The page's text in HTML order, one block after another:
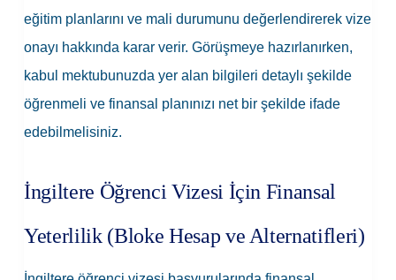
eğitim planlarını ve mali durumunu değerlendirerek vize
onayı hakkında karar verir. Görüşmeye hazırlanırken,
kabul mektubunuzda yer alan bilgileri detaylı şekilde
öğrenmeli ve finansal planınızı net bir şekilde ifade
edebilmelisiniz.
İngiltere Öğrenci Vizesi İçin Finansal
Yeterlilik (Bloke Hesap ve Alternatifleri)